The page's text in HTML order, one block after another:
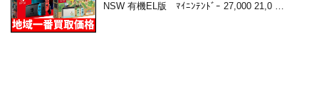
NSW 有機EL版 ﾏｲﾆﾝﾃﾝﾄﾞｰ 27,000 21,0 …